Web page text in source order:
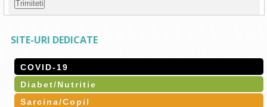
SITE-URI DEDICATE
COVID-19
Diabet/Nutritie
Sarcina/Copil